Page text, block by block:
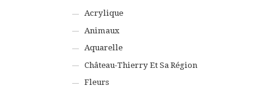
Acrylique
Animaux
Aquarelle
Château-Thierry Et Sa Région
Fleurs